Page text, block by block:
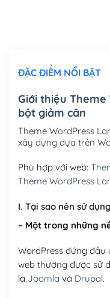
Mua thêm Host + Tên
Tên miền Việt
Hosting 2GB
Hosting 3GB
Hosting 5GB
Hosting 8GB
ĐẶC ĐIỂM NỔI BẬT
Giới thiệu
bột giảm cân
Theme WordPress
xây dựng dựa trên
Phù hợp với web:
Theme WordPress
I. Tại sao nên sử
– Một trong những
WordPress đứng
web thường được sử
là Joomla và Drupal.